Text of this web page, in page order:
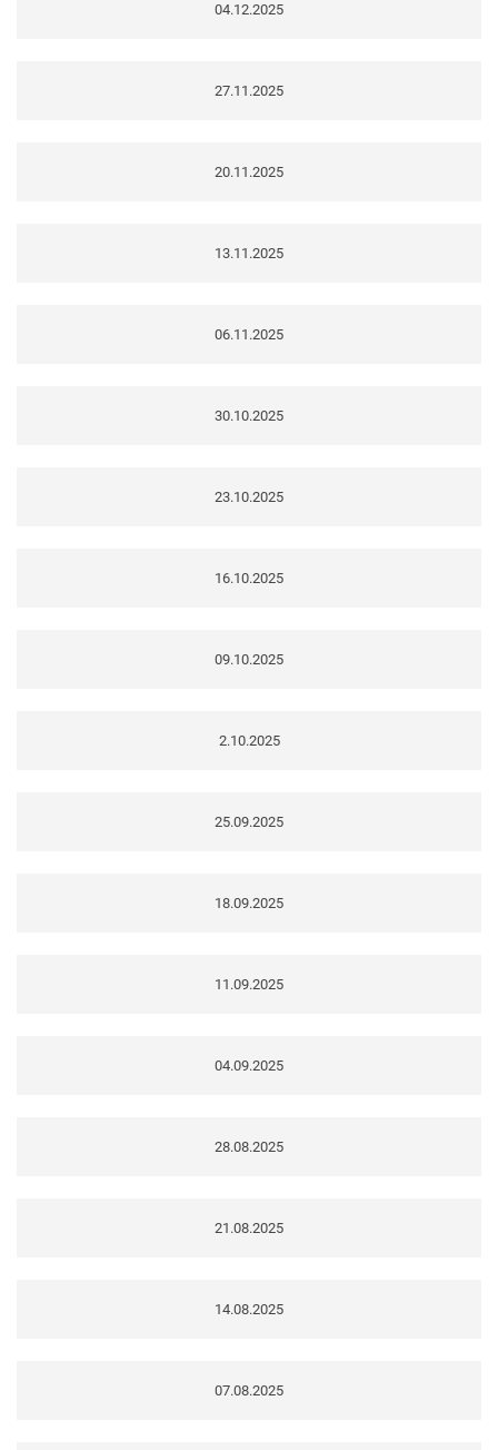
04.12.2025
27.11.2025
20.11.2025
13.11.2025
06.11.2025
30.10.2025
23.10.2025
16.10.2025
09.10.2025
2.10.2025
25.09.2025
18.09.2025
11.09.2025
04.09.2025
28.08.2025
21.08.2025
14.08.2025
07.08.2025